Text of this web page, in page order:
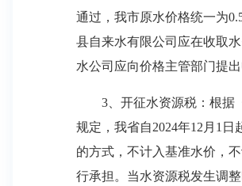
通过，我市原水价格统一为
县自来水有限公司应在收取
水公司应向价格主管部门提
3、开征水资源税：根据《
规定，我省自2024年12月1
的方式，不计入基准水价，
行承担。当水资源税发生调